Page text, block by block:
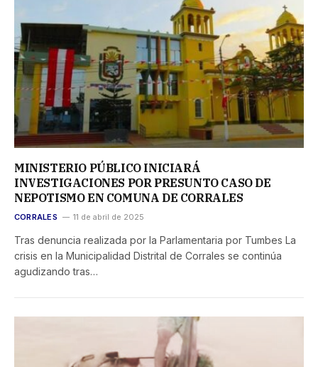
MINISTERIO PÚBLICO INICIARÁ
INVESTIGACIONES POR PRESUNTO CASO DE
NEPOTISMO EN COMUNA DE CORRALES
CORRALES 11 de abril de 2025
Tras denuncia realizada por la Parlamentaria por Tumbes La
crisis en la Municipalidad Distrital de Corrales se continúa
agudizando tras…